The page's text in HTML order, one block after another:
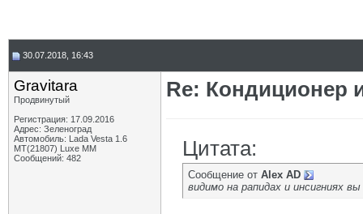
30.07.2018, 16:43
Gravitara
Продвинутый
Регистрация: 17.09.2016
Адрес: Зеленоград
Автомобиль: Lada Vesta 1.6
MT(21807) Luxe MM
Сообщений: 482
Re: Кондиционер
Цитата:
Сообщение от Alex AD
видимо на рапидах и инсигниях